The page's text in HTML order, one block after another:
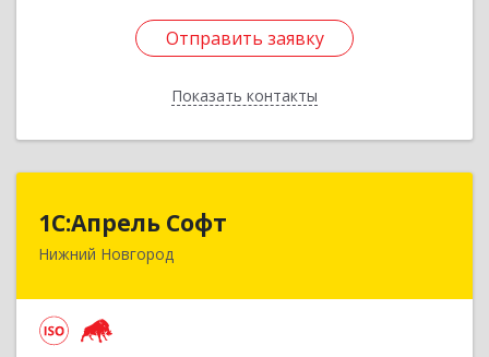
Отправить заявку
Показать контакты
Отправить заявку
Назад
1С:Апрель Софт
Нижний Новгород
603000, Нижегородская обл, Нижний Новгород